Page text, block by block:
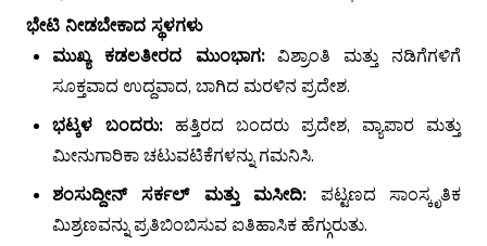
ಭೇಟಿ ನೀಡಬೇಕಾದ ಸ್ಥಳಗಳು
ಮುಖ್ಯ ಕಡಲತೀರದ ಮುಂಭಾಗ:ವಿಶ್ರಾಂತಿ ಮತ್ತು ನಡಿಗೆಗಳಿಗೆ
ಸೂಕ್ತವಾದ ಉದ್ದವಾದ, ಬಾಗಿದ ಮರಳಿನ ಪ್ರದೇಶ.
ಭಟ್ಕಳ ಬಂದರು: ಹತ್ತಿರದ ಬಂದರು ಪ್ರದೇಶ, ವ್ಯಾಪಾರ ಮತ್ತು
ಮೀನುಗಾರಿಕಾ ಚಟುವಟಿಕೆಗಳನ್ನು ಗಮನಿಸಿ.
ಶಂಸುದ್ದೀನ್ ಸರ್ಕಲ್ ಮತ್ತು ಮಸೀದಿ: ಪಟ್ಟಣದ ಸಾಂಸ್ಕೃತಿಕ
ಮಿಶ್ರಣವನ್ನು ಪ್ರತಿಬಿಂಬಿಸುವ ಐತಿಹಾಸಿಕ ಹೆಗ್ಗುರುತು.